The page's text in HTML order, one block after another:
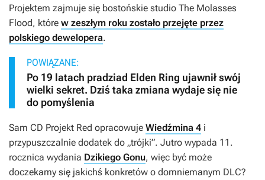
Projektem zajmuje się bostońskie studio The Molasses
Flood, które w zeszłym roku zostało przejęte przez
polskiego dewelopera.
POWIĄZANE:
Po 19 latach pradziad Elden Ring ujawnił swój
wielki sekret. Dziś taka zmiana wydaje się nie
do pomyślenia
Sam CD Projekt Red opracowuje Wiedźmina 4 i
przypuszczalnie dodatek do „trójki”. Jutro wypada 11.
rocznica wydania Dzikiego Gonu, więc być może
doczekamy się jakichś konkretów o domniemanym DLC?